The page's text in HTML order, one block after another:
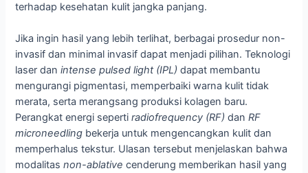
terhadap kesehatan kulit jangka panjang.
Jika ingin hasil yang lebih terlihat, berbagai prosedur non-
invasif dan minimal invasif dapat menjadi pilihan. Teknologi
laser danintense pulsed light (IPL) dapat membantu
mengurangi pigmentasi, memperbaiki warna kulit tidak
merata, serta merangsang produksi kolagen baru.
Perangkat energi sepertiradiofrequency (RF) danRF
microneedling bekerja untuk mengencangkan kulit dan
memperhalus tekstur. Ulasan tersebut menjelaskan bahwa
modalitasnon-ablative cenderung memberikan hasil yang